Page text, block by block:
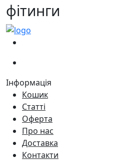
фітинги
Інформація
Кошик
Статті
Оферта
Про нас
Доставка
Контакти